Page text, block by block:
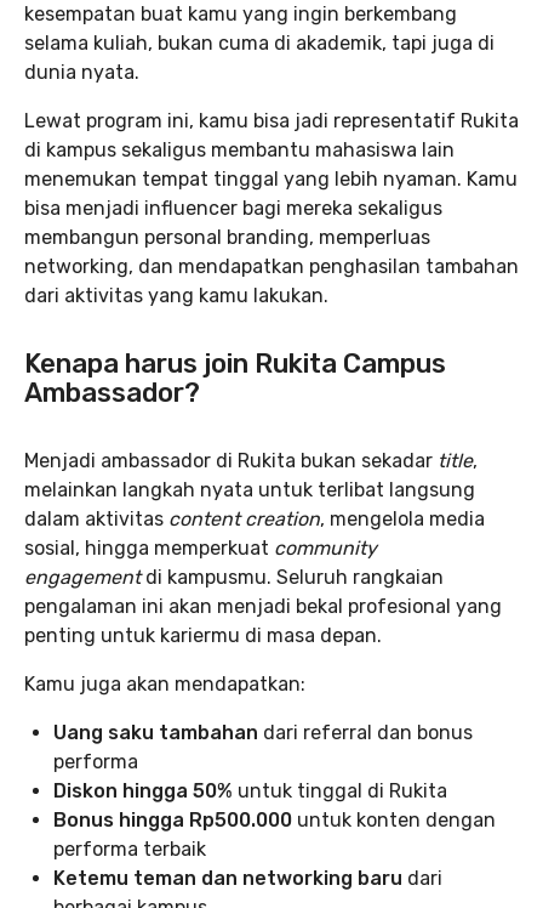
kesempatan buat kamu yang ingin berkembang
selama kuliah, bukan cuma di akademik, tapi juga di
dunia nyata.
Lewat program ini, kamu bisa jadi representatif Rukita
di kampus sekaligus membantu mahasiswa lain
menemukan tempat tinggal yang lebih nyaman. Kamu
bisa menjadi influencer bagi mereka sekaligus
membangun personal branding, memperluas
networking, dan mendapatkan penghasilan tambahan
dari aktivitas yang kamu lakukan.
Kenapa harus join Rukita Campus
Ambassador?
Menjadi ambassador di Rukita bukan sekadar title,
melainkan langkah nyata untuk terlibat langsung
dalam aktivitas content creation, mengelola media
sosial, hingga memperkuat community
engagementdi kampusmu. Seluruh rangkaian
pengalaman ini akan menjadi bekal profesional yang
penting untuk kariermu di masa depan.
Kamu juga akan mendapatkan:
Uang saku tambahan dari referral dan bonus
performa
Diskon hingga 50% untuk tinggal di Rukita
Bonus hingga Rp500.000 untuk konten dengan
performa terbaik
Ketemu teman dan networking baru dari